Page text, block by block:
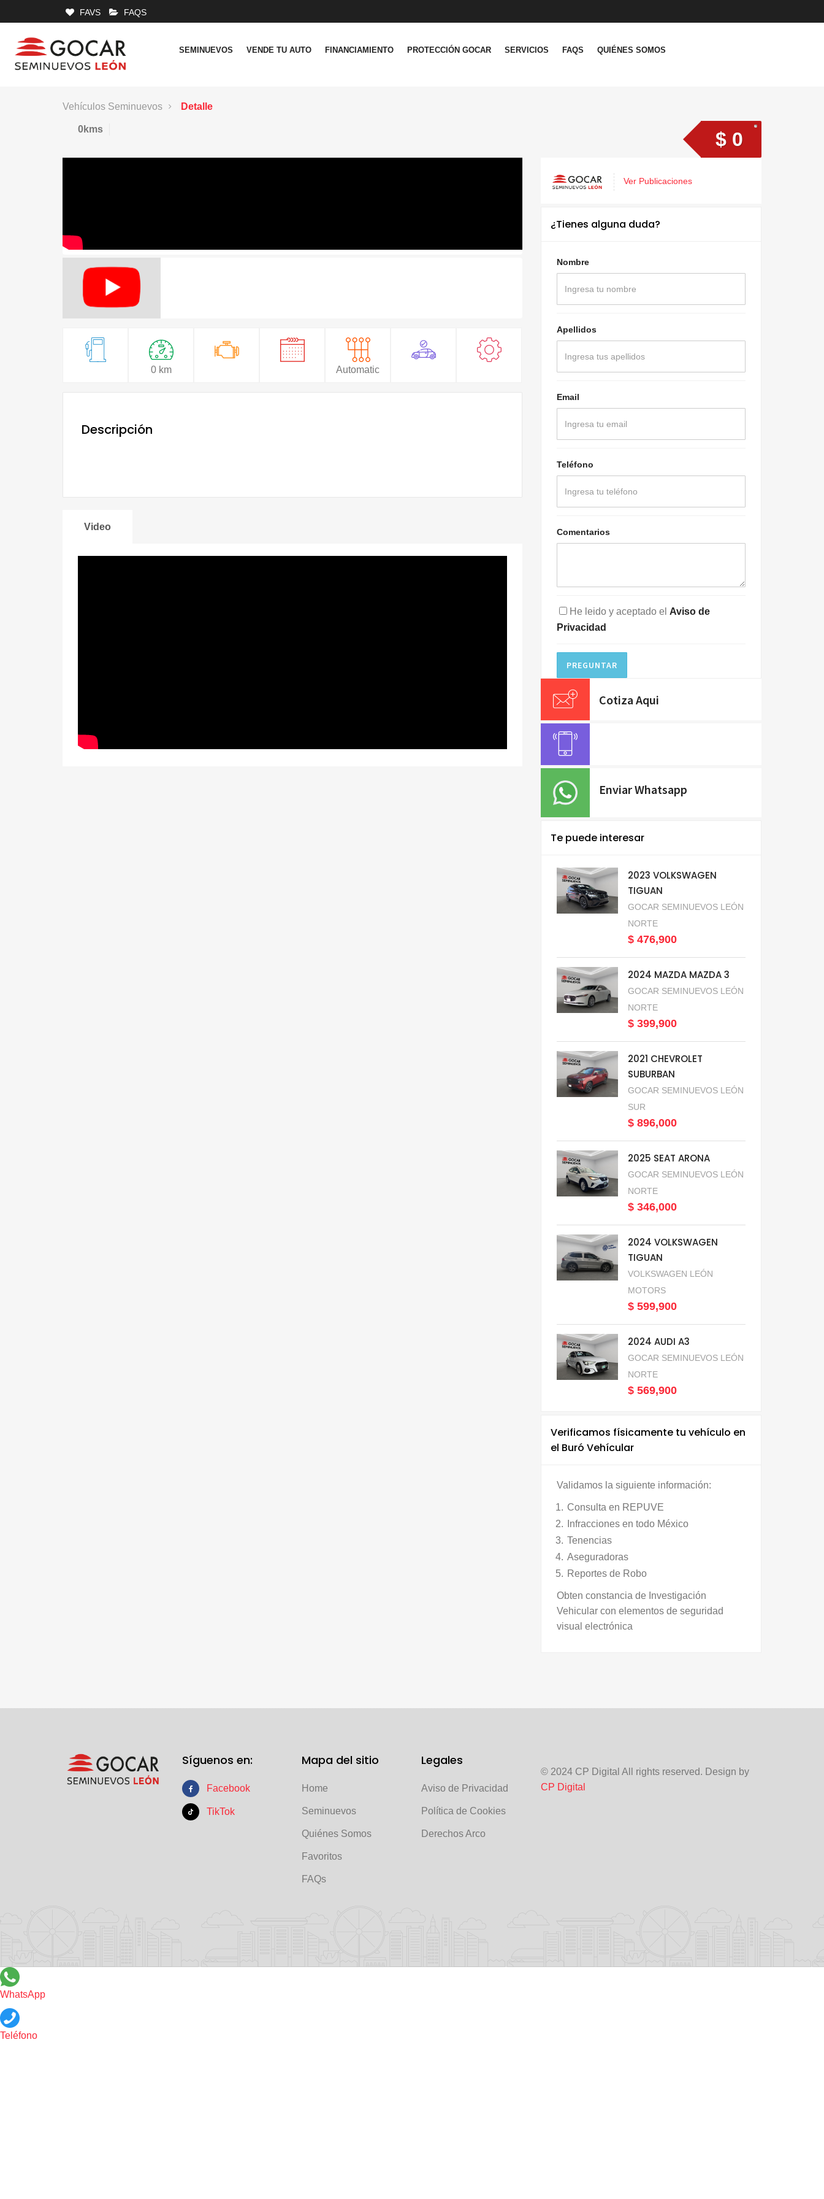
FAVS FAQS
SEMINUEVOS VENDE TU AUTO FINANCIAMIENTO PROTECCIÓN GOCAR SERVICIOS FAQS QUIÉNES SOMOS
Vehículos Seminuevos Detalle
0kms $ 0
0 km Automatic
Descripción
Video
Ver Publicaciones
¿Tienes alguna duda?
Nombre
Apellidos
Email
Teléfono
Comentarios
He leido y aceptado el Aviso de
Privacidad
PREGUNTAR
Cotiza Aqui
Enviar Whatsapp
Te puede interesar
2023 VOLKSWAGEN
TIGUAN
GOCAR SEMINUEVOS LEÓN
NORTE
$ 476,900
2024 MAZDA MAZDA 3
GOCAR SEMINUEVOS LEÓN
NORTE
$ 399,900
2021 CHEVROLET
SUBURBAN
GOCAR SEMINUEVOS LEÓN
SUR
$ 896,000
2025 SEAT ARONA
GOCAR SEMINUEVOS LEÓN
NORTE
$ 346,000
2024 VOLKSWAGEN
TIGUAN
VOLKSWAGEN LEÓN
MOTORS
$ 599,900
2024 AUDI A3
GOCAR SEMINUEVOS LEÓN
NORTE
$ 569,900
Verificamos físicamente tu vehículo en
el Buró Vehícular
Validamos la siguiente información:
Consulta en REPUVE
Infracciones en todo México
Tenencias
Aseguradoras
Reportes de Robo
Obten constancia de Investigación
Vehicular con elementos de seguridad
visual electrónica
Síguenos en:
Facebook
TikTok
Mapa del sitio
Home
Seminuevos
Quiénes Somos
Favoritos
FAQs
Legales
Aviso de Privacidad
Política de Cookies
Derechos Arco
© 2024 CP Digital All rights reserved. Design by
CP Digital
WhatsApp
Teléfono